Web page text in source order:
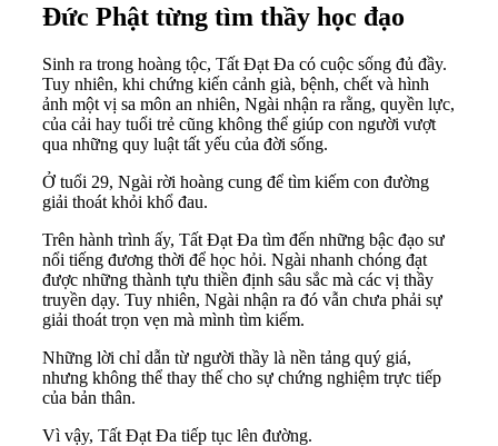
Đức Phật từng tìm thầy học đạo
Sinh ra trong hoàng tộc, Tất Đạt Đa có cuộc sống đủ đầy.
Tuy nhiên, khi chứng kiến cảnh già, bệnh, chết và hình
ảnh một vị sa môn an nhiên, Ngài nhận ra rằng, quyền lực,
của cải hay tuổi trẻ cũng không thể giúp con người vượt
qua những quy luật tất yếu của đời sống.
Ở tuổi 29, Ngài rời hoàng cung để tìm kiếm con đường
giải thoát khỏi khổ đau.
Trên hành trình ấy, Tất Đạt Đa tìm đến những bậc đạo sư
nổi tiếng đương thời để học hỏi. Ngài nhanh chóng đạt
được những thành tựu thiền định sâu sắc mà các vị thầy
truyền dạy. Tuy nhiên, Ngài nhận ra đó vẫn chưa phải sự
giải thoát trọn vẹn mà mình tìm kiếm.
Những lời chỉ dẫn từ người thầy là nền tảng quý giá,
nhưng không thể thay thế cho sự chứng nghiệm trực tiếp
của bản thân.
Vì vậy, Tất Đạt Đa tiếp tục lên đường.